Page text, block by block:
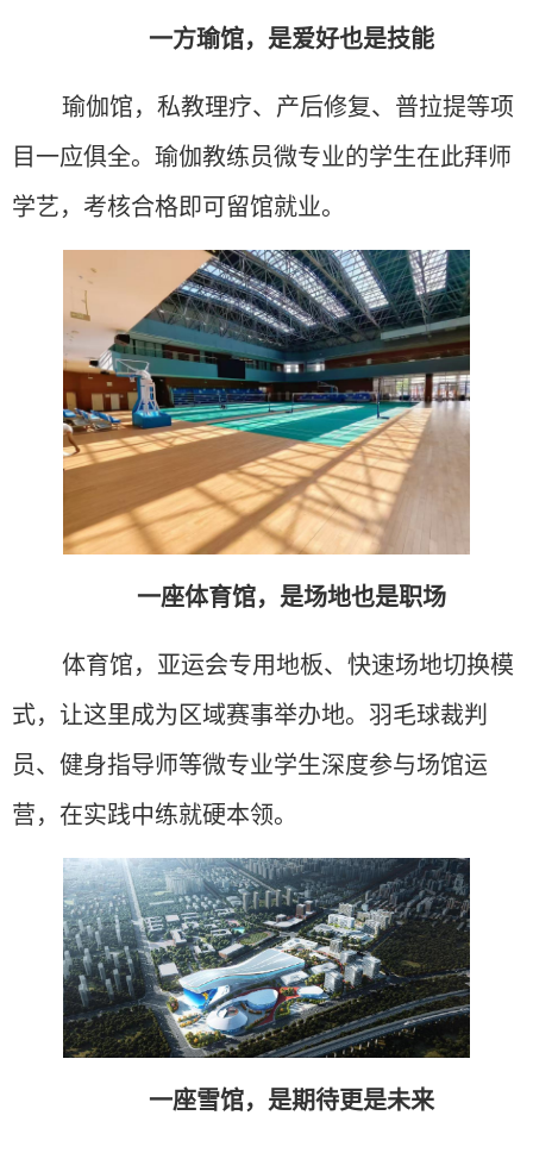
一方瑜馆，是爱好也是技能
瑜伽馆，私教理疗、产后修复、普拉提等项
目一应俱全。瑜伽教练员微专业的学生在此拜师
学艺，考核合格即可留馆就业。
一座体育馆，是场地也是职场
体育馆，亚运会专用地板、快速场地切换模
式，让这里成为区域赛事举办地。羽毛球裁判
员、健身指导师等微专业学生深度参与场馆运
营，在实践中练就硬本领。
一座雪馆，是期待更是未来